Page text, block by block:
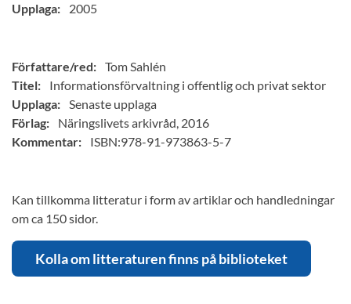
Upplaga:
2005
Författare/red: Tom Sahlén
Titel:
Informationsförvaltning i offentlig och privat sektor
Upplaga: Senaste upplaga
Förlag:
Näringslivets arkivråd, 2016
Kommentar:
ISBN:978-91-973863-5-7
Kan tillkomma litteratur i form av artiklar och handledningar
om ca 150 sidor.
Kolla om litteraturen finns på biblioteket